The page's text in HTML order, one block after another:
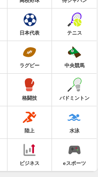
日本代表 テニス
ラグビー 中央競馬
格闘技 バドミントン
陸上 水泳
ビジネス eスポーツ